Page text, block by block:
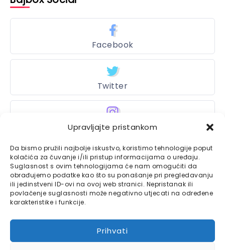
Upravljajte pristankom
Da bismo pružili najbolje iskustvo, koristimo tehnologije poput
kolačića za čuvanje i/ili pristup informacijama o uređaju.
Suglasnost s ovim tehnologijama će nam omogućiti da
obrađujemo podatke kao što su ponašanje pri pregledavanju
ili jedinstveni ID-ovi na ovoj web stranici. Nepristanak ili
povlačenje suglasnosti može negativno utjecati na određene
karakteristike i funkcije.
Prihvati
Facebook
Twitter
Instagram
Bajtbox
Linkovi
Kontaktirajte nas
Impressum
Bajtbox koristi
usluge.